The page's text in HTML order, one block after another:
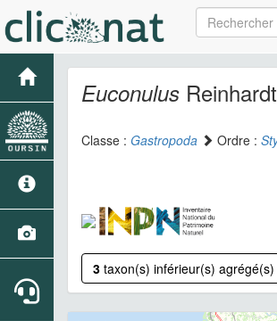
Euconulus
Classe : Gastropoda Ordre :
3 taxon(s) inférieur(s)